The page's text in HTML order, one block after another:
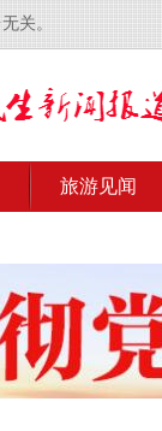
关。
旅游见闻